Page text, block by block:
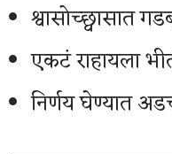
श्वासोच्छ्वासात
एकटं राहायला
निर्णय घेण्यात